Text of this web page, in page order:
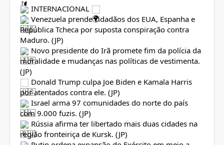
INTERNACIONAL
Venezuela prende cidadãos dos EUA, Espanha e
República Tcheca por suposta conspiração contra
Maduro. (JP)
Novo presidente do Irã promete fim da polícia da
moralidade e mudanças nas políticas de vestimenta.
(JP)
Donald Trump culpa Joe Biden e Kamala Harris
por atentados contra ele. (JP)
Israel arma 97 comunidades do norte do país
com 9.000 fuzis. (JP)
Rússia afirma ter libertado mais duas cidades na
região fronteiriça de Kursk. (JP)